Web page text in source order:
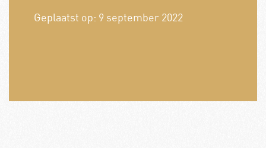
Geplaatst op: 9 september 2022